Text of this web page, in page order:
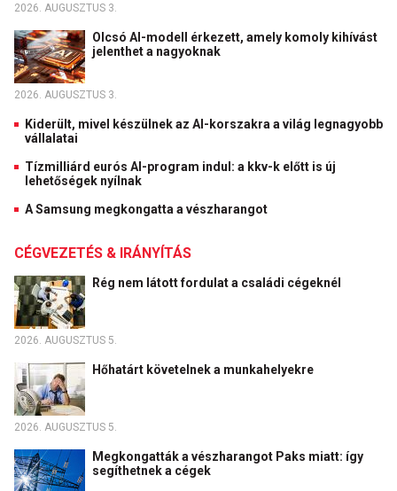
2026. AUGUSZTUS 3.
Olcsó AI-modell érkezett, amely komoly kihívást
jelenthet a nagyoknak
2026. AUGUSZTUS 3.
Kiderült, mivel készülnek az AI-korszakra a világ legnagyobb
vállalatai
Tízmilliárd eurós AI-program indul: a kkv-k előtt is új
lehetőségek nyílnak
A Samsung megkongatta a vészharangot
CÉGVEZETÉS & IRÁNYÍTÁS
Rég nem látott fordulat a családi cégeknél
2026. AUGUSZTUS 5.
Hőhatárt követelnek a munkahelyekre
2026. AUGUSZTUS 5.
Megkongatták a vészharangot Paks miatt: így
segíthetnek a cégek